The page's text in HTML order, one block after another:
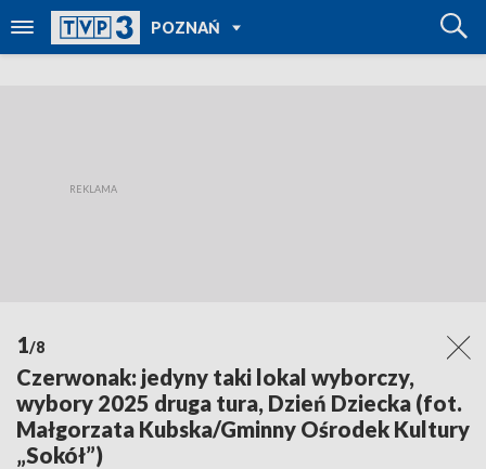
POZNAŃ
POWRÓT DO
TVP REGIONY
1/8
Czerwonak: jedyny taki lokal wyborczy,
wybory 2025 druga tura, Dzień Dziecka (fot.
Małgorzata Kubska/Gminny Ośrodek Kultury
„Sokół”)